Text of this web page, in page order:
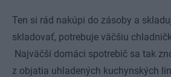
Ten si rád nakúpi do zásoby a
skladovať, potrebuje väčšiu
Najväčší domáci spotrebič sa tak
z objatia uhladených kuchynských